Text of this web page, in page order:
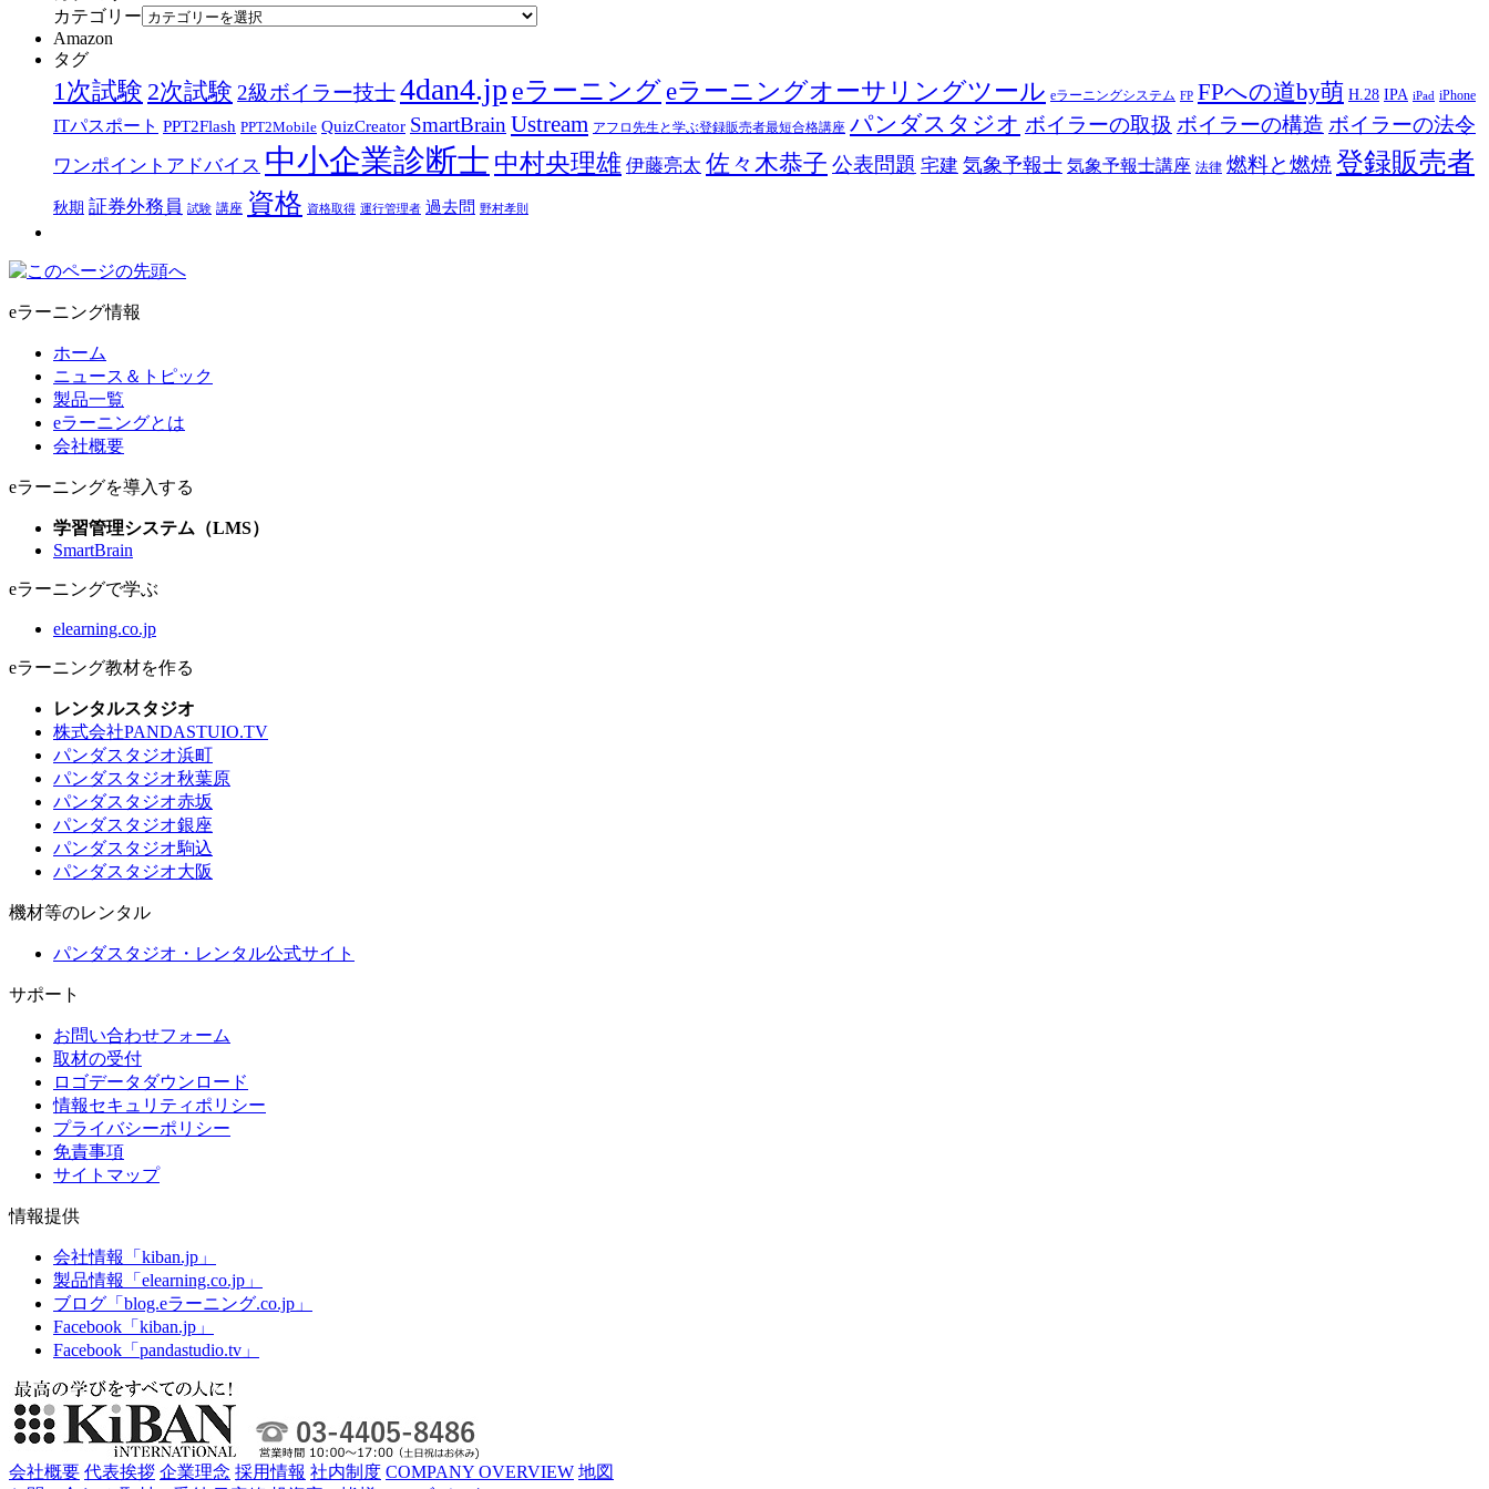
カテゴリー
Amazon
タグ
1次試験 2次試験 2級ボイラー技士4dan4.jp eラーニング eラーニングオーサリングツール eラーニングシステム FP FPへの道by萌 H.28 IPA iPad iPhone
ITパスポート PPT2Flash PPT2Mobile QuizCreator SmartBrain Ustream アフロ先生と学ぶ登録販売者最短合格講座 パンダスタジオ ボイラーの取扱 ボイラーの構造 ボイラーの法令
ワンポイントアドバイス 中小企業診断士 中村央理雄 伊藤亮太 佐々木恭子 公表問題 宅建 気象予報士 気象予報士講座 法律 燃料と燃焼 登録販売者
秋期 証券外務員 試験 講座 資格 資格取得 運行管理者 過去問 野村孝則
eラーニング情報
ホーム
ニュース＆トピック
製品一覧
eラーニングとは
会社概要
eラーニングを導入する
学習管理システム（LMS）
SmartBrain
eラーニングで学ぶ
elearning.co.jp
eラーニング教材を作る
レンタルスタジオ
株式会社PANDASTUIO.TV
パンダスタジオ浜町
パンダスタジオ秋葉原
パンダスタジオ赤坂
パンダスタジオ銀座
パンダスタジオ駒込
パンダスタジオ大阪
機材等のレンタル
パンダスタジオ・レンタル公式サイト
サポート
お問い合わせフォーム
取材の受付
ロゴデータダウンロード
情報セキュリティポリシー
プライバシーポリシー
免責事項
サイトマップ
情報提供
会社情報「kiban.jp」
製品情報「elearning.co.jp」
ブログ「blog.eラーニング.co.jp」
Facebook「kiban.jp」
Facebook「pandastudio.tv」
会社概要 代表挨拶 企業理念 採用情報 社内制度 COMPANY OVERVIEW 地図